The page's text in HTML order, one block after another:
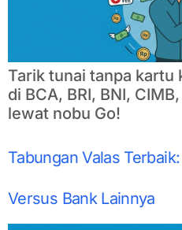
Tarik tunai tanpa kartu
di BCA, BRI, BNI,
lewat nobu Go!
Tabungan Valas
Versus Bank Lainnya